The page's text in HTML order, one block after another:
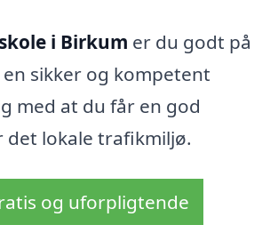
i Birkum er du godt på
sikker og kompetent
med at du får en god
det lokale trafikmiljø.
og uforpligtende